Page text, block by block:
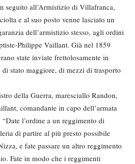
seguito all’Armistizio di Villafranca,
e al suo posto venne lasciato un
dell’armistizio stesso, agli ordini
Philippe Vaillant. Già nel 1859
state inviate frettolosamente in
di stato maggiore, di mezzi di trasporto
della Guerra, maresciallo Randon,
comandante in capo dell’armata
l’ordine a un reggimento di
di partire al più presto possibile
e fate passare un altro reggimento
Fate in modo che i reggimenti